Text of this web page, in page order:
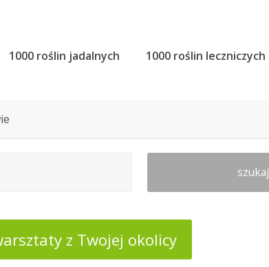
1000 roślin jadalnych 1000 roślin leczniczych
szukaj
z Twojej okolicy